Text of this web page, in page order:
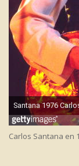
Carlos Santana en